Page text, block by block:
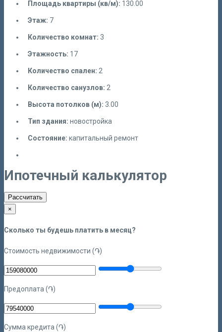
Площадь квартиры (кв/м): 130.00
Этаж: 7
Количество комнат: 3
Этажность: 17
Количество спален: 2
Количество санузлов: 2
Высота потолков (м): 3.00
Тип здания: новостройка
Состояние: капитальный ремонт
Ипотечный калькулятор
Рассчитать
×
Сколько ты будешь платить в месяц?
Стоимость недвижимости (֏)
Предоплата (֏)
Сумма кредита (֏)